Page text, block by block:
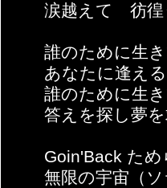
涙越えて 彷徨
誰のために生
あなたに逢え
誰のために生
答えを探し夢
Goin'Back ため
無限の宇宙（